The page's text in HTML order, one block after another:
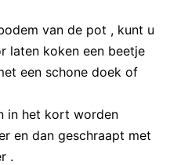
van de pot , kunt u
laten koken een beetje
een schone doek of
in het kort worden
en dan geschraapt met
.